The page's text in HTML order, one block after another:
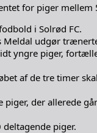
for piger
i Solrød FC.
Meldal udgør
yngre piger,
af de tre timer
der allerede
piger.